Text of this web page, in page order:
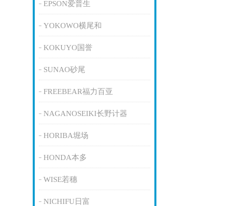
EPSON爱普生
YOKOWO横尾和
KOKUYO国誉
SUNAO砂尾
FREEBEAR福力百亚
NAGANOSEIKI长野计器
HORIBA堀场
HONDA本多
WISE若穗
NICHIFU日富